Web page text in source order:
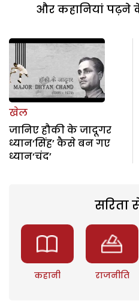
और कहानियां पढ़ने
खेल
जानिए हौकी के जादूगर
ध्यान‘सिंह’ कैसे बन गए
ध्यान‘चंद’
सरिता
कहानी राजनीति